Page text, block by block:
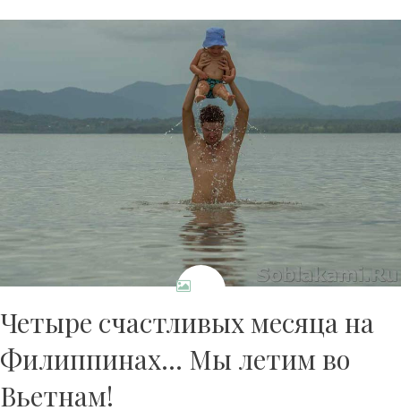
Четыре счастливых месяца на
Филиппинах… Мы летим во
Вьетнам!